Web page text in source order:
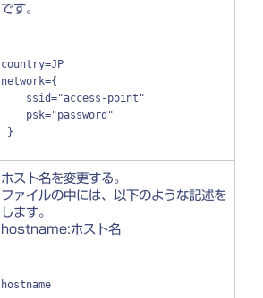
です。
country=JP
network={
    ssid="access-point"
    psk="password"
ホスト名を変更する。
ファイルの中には、以下のような記述を
します。
hostname:ホスト名
hostname